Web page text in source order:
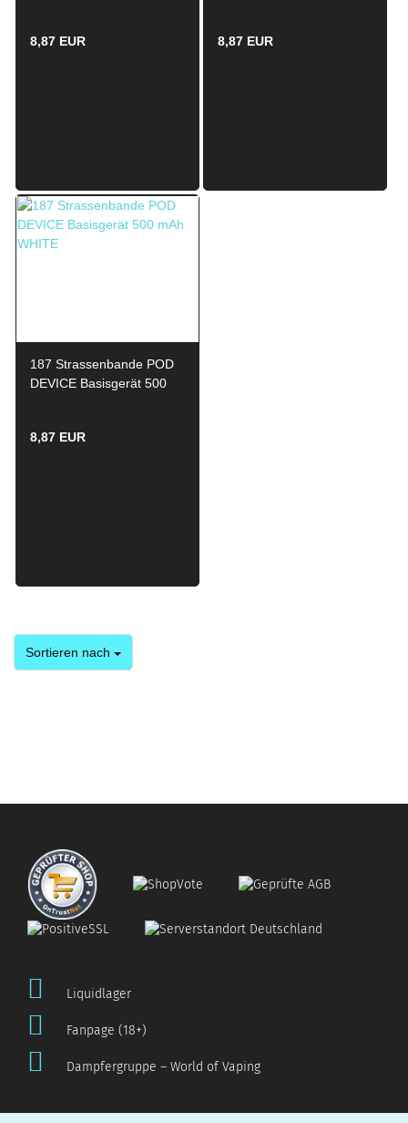
8,87 EUR 8,87 EUR
187 Strassenbande POD
DEVICE Basisgerät 500
8,87 EUR
Sortieren nach
Sortieren nach
Liquidlager
Fanpage (18+)
Dampfergruppe – World of Vaping